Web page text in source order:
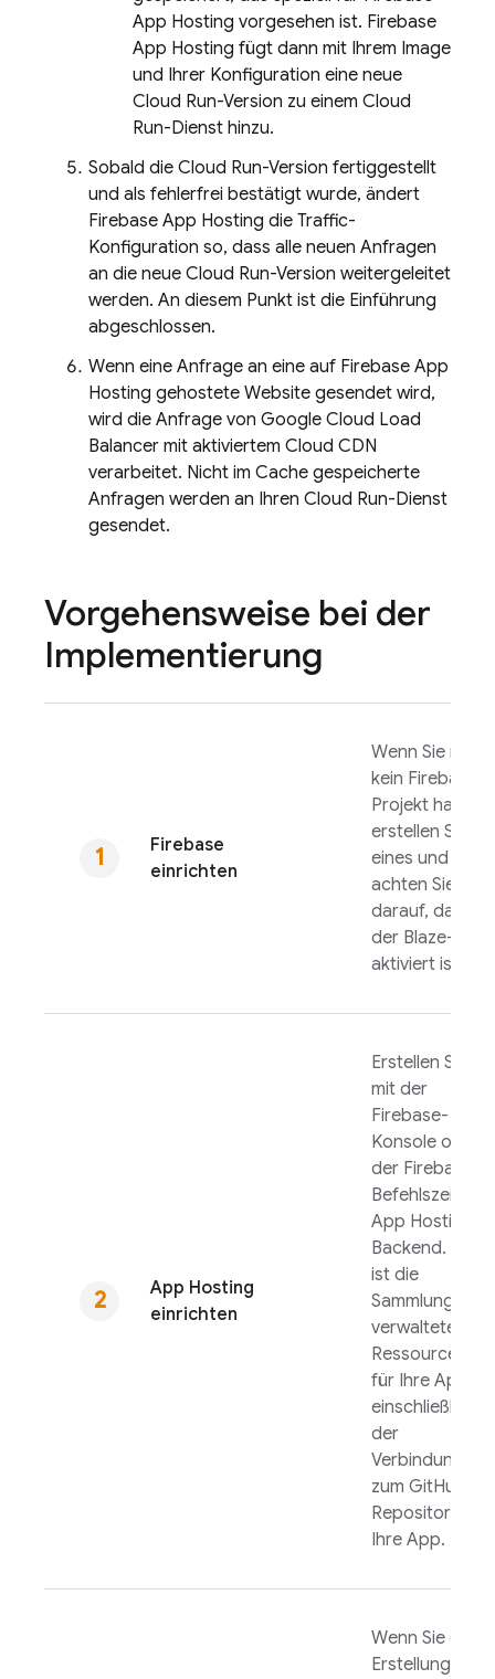
App Hosting vorgesehen ist. Firebase
App Hosting fügt dann mit Ihrem Image
und Ihrer Konfiguration eine neue
Cloud Run-Version zu einem Cloud
Run-Dienst hinzu.
Sobald die Cloud Run-Version fertiggestellt
und als fehlerfrei bestätigt wurde, ändert
Firebase App Hosting die Traffic-
Konfiguration so, dass alle neuen Anfragen
an die neue Cloud Run-Version weitergeleitet
werden. An diesem Punkt ist die Einführung
abgeschlossen.
Wenn eine Anfrage an eine auf Firebase App
Hosting gehostete Website gesendet wird,
wird die Anfrage von Google Cloud Load
Balancer mit aktiviertem Cloud CDN
verarbeitet. Nicht im Cache gespeicherte
Anfragen werden an Ihren Cloud Run-Dienst
gesendet.
Vorgehensweise bei der
Implementierung
Firebase
einrichten
Wenn Sie noch
kein Firebase-
Projekt haben,
erstellen Sie
eines und
achten Sie
darauf, dass
der Blaze-Tarif
aktiviert ist.
App Hosting
einrichten
Erstellen Sie
mit der
Firebase-
Konsole oder
der Firebase
Befehlszeile ein
App Hosting
Backend. Dies
ist die
Sammlung
verwalteter
Ressourcen
für Ihre App,
einschließlich
der
Verbindung
zum GitHub-
Repository für
Ihre App.
Wenn Sie die
Erstellung